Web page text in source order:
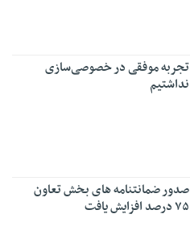
تجربه موفقی در خصوصی‌سازی
نداشتیم
صدور ضمانتنامه های بخش تعاون
۷۵ درصد افزایش یافت